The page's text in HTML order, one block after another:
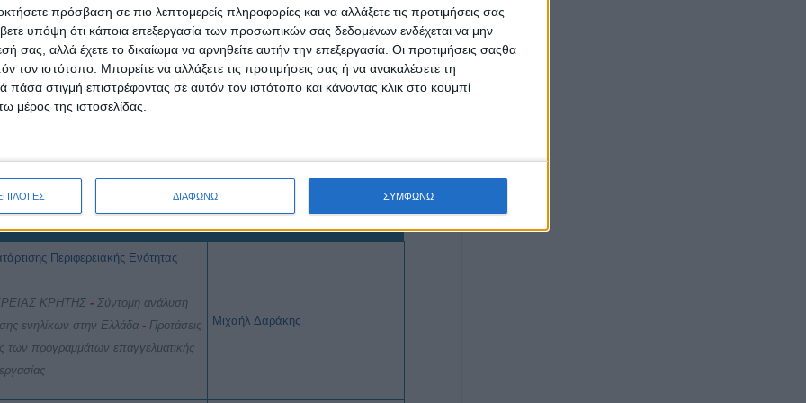
πρόσβαση σε πιο λεπτομερείς πληροφορίες και να αλλάξετε τις προτιμήσεις σας
υπόψη ότι κάποια επεξεργασία των προσωπικών σας δεδομένων ενδέχεται να μην
σας, αλλά έχετε το δικαίωμα να αρνηθείτε αυτήν την επεξεργασία. Οι προτιμήσεις σαςθα
τον ιστότοπο. Μπορείτε να αλλάξετε τις προτιμήσεις σας ή να ανακαλέσετε τη
στιγμή επιστρέφοντας σε αυτόν τον ιστότοπο και κάνοντας κλικ στο κουμπί
μέρος της ιστοσελίδας.
ΔΙΑΦΩΝΩ ΣΥΜΦΩΝΩ
Φώτης Στεργίου
ΔΙΗΜΕΡΙΔΑΣ
Περιφερειακής Ενότητας
ΚΡΗΤΗΣ - Σύντομη ανάλυση
ενηλίκων στην Ελλάδα - Προτάσεις
των προγραμμάτων επαγγελματικής
Μιχαήλ Δαράκης